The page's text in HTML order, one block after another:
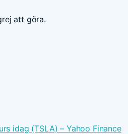
att göra.
idag (TSLA) – Yahoo Finance